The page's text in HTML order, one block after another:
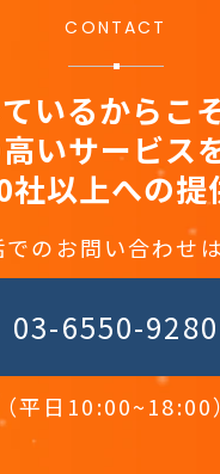
CONTACT
いるからこ
いサービス
社以上への提
でのお問い合わせ
03-6550-9280
平日10:00~18:00